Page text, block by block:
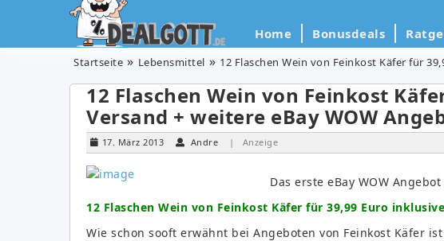
Home Bonusdeals
Startseite Lebensmittel 12 Flaschen Wein von Feinkost Käfer für
12 Flaschen Wein von Feinkost
Versand + weitere eBay WOW
17. März 2013 Andre | Anzeige
Das erste eBay WOW Angebot
12 Flaschen Wein von Feinkost Käfer für 39,99 Euro
Wie schon sooft erwähnt bei Angeboten von Feinkost Käfer